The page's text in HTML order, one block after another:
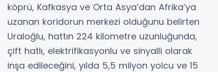
köprü, Kafkasya ve Orta Asya’dan Afrika’ya
uzanan koridorun merkezi olduğunu belirten
Uraloğlu, hattın 224 kilometre uzunluğunda,
çift hatlı, elektrifikasyonlu ve sinyalli olarak
inşa edileceğini, yılda 5,5 milyon yolcu ve 15